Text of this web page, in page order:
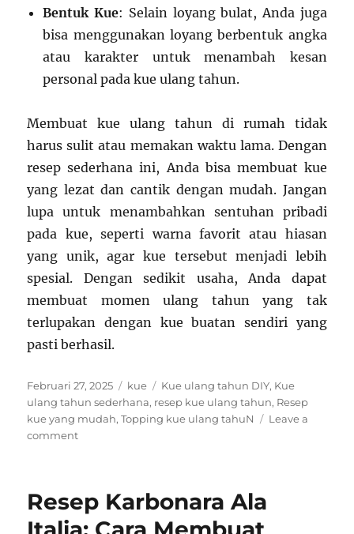
Bentuk Kue: Selain loyang bulat, Anda juga
bisa menggunakan loyang berbentuk angka
atau karakter untuk menambah kesan
personal pada kue ulang tahun.
Membuat kue ulang tahun di rumah tidak
harus sulit atau memakan waktu lama. Dengan
resep sederhana ini, Anda bisa membuat kue
yang lezat dan cantik dengan mudah. Jangan
lupa untuk menambahkan sentuhan pribadi
pada kue, seperti warna favorit atau hiasan
yang unik, agar kue tersebut menjadi lebih
spesial. Dengan sedikit usaha, Anda dapat
membuat momen ulang tahun yang tak
terlupakan dengan kue buatan sendiri yang
pasti berhasil.
Posted
on
Februari 27, 2025 Categories
kue Tags
Kue ulang tahun DIY, Kue
ulang tahun sederhana, resep kue ulang tahun, Resep
kue yang mudah,Topping kue ulang tahuN
Leave a
commenton
Ulang
Tahun
Resep Karbonara Ala